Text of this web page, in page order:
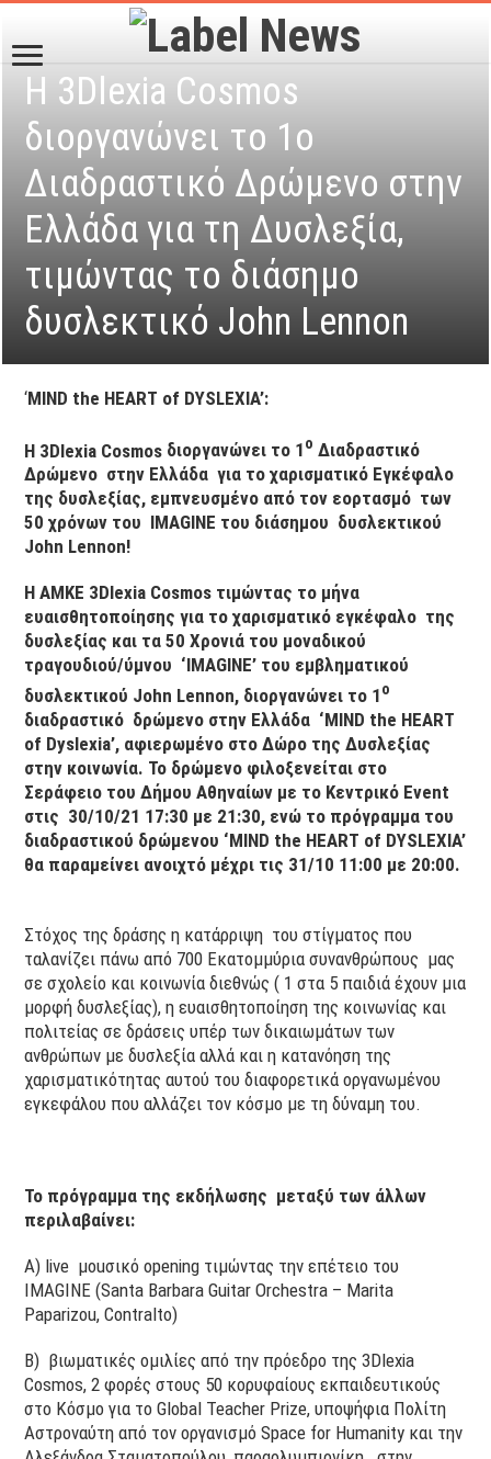
Η 3Dlexia Cosmos
διοργανώνει το 1ο
Διαδραστικό Δρώμενο στην
Ελλάδα για τη Δυσλεξία,
τιμώντας το διάσημο
δυσλεκτικό John Lennon
‘MIND the HEART of DYSLEXIA’:
Η 3Dlexia Cosmos διοργανώνει το 1ο Διαδραστικό
Δρώμενο στην Ελλάδα για το χαρισματικό Eγκέφαλο
της δυσλεξίας, εμπνευσμένο από τον εορτασμό των
50 χρόνων του IMAGINE του διάσημου δυσλεκτικού
John Lennon!
Η ΑΜΚΕ 3Dlexia Cosmos τιμώντας το μήνα
ευαισθητοποίησης για το χαρισματικό εγκέφαλο της
δυσλεξίας και τα 50 Χρονιά του μοναδικού
τραγουδιού/ύμνου ‘IMAGINE’ του εμβληματικού
δυσλεκτικού John Lennon, διοργανώνει το 1ο
διαδραστικό δρώμενο στην Ελλάδα ‘ΜΙΝD the HEART
of Dyslexia’, αφιερωμένο στο Δώρο της Δυσλεξίας
στην κοινωνία. Το δρώμενο φιλοξενείται στο
Σεράφειο του Δήμου Αθηναίων με το Κεντρικό Event
στις 30/10/21 17:30 με 21:30, ενώ το πρόγραμμα του
διαδραστικού δρώμενου ‘MIND the HEART of DYSLEXIA’
θα παραμείνει ανοιχτό μέχρι τις 31/10 11:00 με 20:00.
Στόχος της δράσης η κατάρριψη του στίγματος που
ταλανίζει πάνω από 700 Εκατομμύρια συνανθρώπους μας
σε σχολείο και κοινωνία διεθνώς ( 1 στα 5 παιδιά έχουν μια
μορφή δυσλεξίας), η ευαισθητοποίηση της κοινωνίας και
πολιτείας σε δράσεις υπέρ των δικαιωμάτων των
ανθρώπων με δυσλεξία αλλά και η κατανόηση της
χαρισματικότητας αυτού του διαφορετικά οργανωμένου
εγκεφάλου που αλλάζει τον κόσμο με τη δύναμη του.
Το πρόγραμμα της εκδήλωσης μεταξύ των άλλων
περιλαβαίνει:
Α) live μοuσικό opening τιμώντας την επέτειο του
ΙΜAGINE (Santa Barbara Guitar Orchestra – Marita
Paparizou, Contralto)
Β) βιωματικές ομιλίες από την πρόεδρο της 3Dlexia
Cosmos, 2 φορές στους 50 κορυφαίους εκπαιδευτικούς
στο Κόσμο για το Global Teacher Prize, υποψήφια Πολίτη
Αστροναύτη από τον οργανισμό Space for Humanity και την